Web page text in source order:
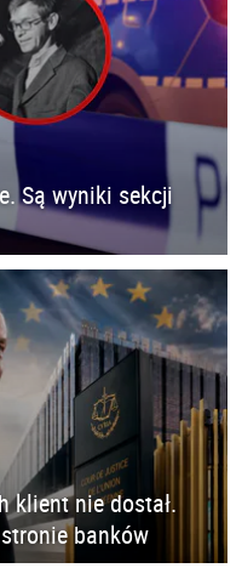
Są wyniki sekcji
klient nie dostał.
banków